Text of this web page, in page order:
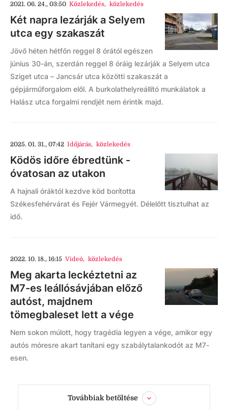
2021. 06. 24., 03:50 Közlekedés, közlekedés
Két napra lezárják a Selyem
utca egy szakaszát
Jövő héten hétfőn reggel 8 órától egészen
június 30-án, szerdán reggel 8 óráig lezárják a Selyem utca
Sziget utca – Jancsár utca közötti szakaszát a
gépjárműforgalom elől. A burkolathelyreállító munkálatok a
Halász utca forgalmi rendjét nem érintik majd.
2025. 01. 31., 07:42 Időjárás, közlekedés
Ködös időre ébredtünk -
óvatosan az utakon
A hajnali óráktól kezdve köd borította
Székesfehérvárat és Fejér Vármegyét. Délelőtt tisztulhat az
idő.
2022. 10. 18., 16:15 Videó, közlekedés
Meg akarta leckéztetni az
M7-es leállósávjában előző
autóst, majdnem
tömegbaleset lett a vége
Nem sokon múlott, hogy tragédia legyen a vége, amikor egy
autós móresre akart tanítani egy szabálytalankodót az M7-
esen.
Továbbiak betöltése